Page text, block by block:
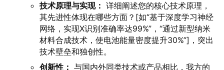
技术原理与实现： 详细阐述您的核心技术原理，
其先进性体现在哪些方面？[如“基于深度学习神经
网络，实现X识别准确率达99%”，“通过新型纳米
材料合成技术，使电池能量密度提升30%”]，突出
技术壁垒和独创性。
创新性： 与国内外同类技术或产品相比，我方的